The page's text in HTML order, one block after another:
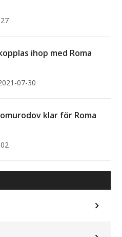
ihop med Roma
07-30
klar för Roma